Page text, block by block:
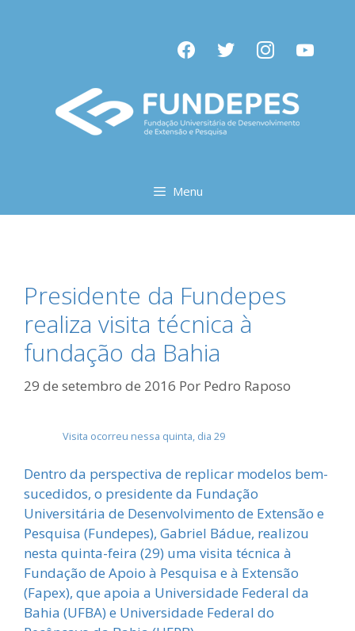
facebooktwitter instagramyoutube
Menu
Presidente da Fundepes
realiza visita técnica à
fundação da Bahia
29 de setembro de 2016 Por Pedro Raposo
Visita ocorreu nessa quinta, dia 29
Dentro da perspectiva de replicar modelos bem-
sucedidos, o presidente da Fundação
Universitária de Desenvolvimento de Extensão e
Pesquisa (Fundepes), Gabriel Bádue, realizou
nesta quinta-feira (29) uma visita técnica à
Fundação de Apoio à Pesquisa e à Extensão
(Fapex), que apoia a Universidade Federal da
Bahia (UFBA) e Universidade Federal do